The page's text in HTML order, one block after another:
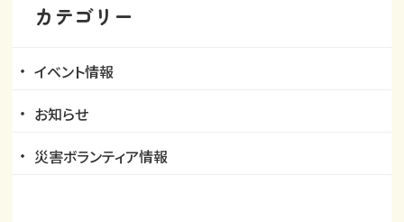
カテゴリー
イベント情報
お知らせ
災害ボランティア情報